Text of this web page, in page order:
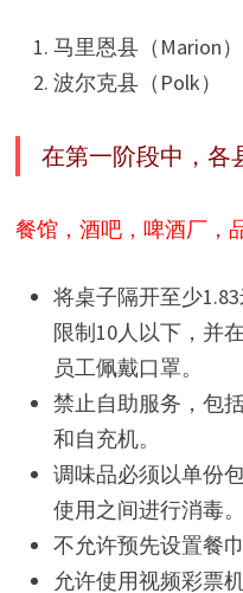
马里恩县（Marion
波尔克县（Polk）
在第一阶段中，各
餐馆，酒吧，啤酒厂，
将桌子隔开至少
限制10人以下，并
员工佩戴口罩。
禁止自助服务，包
和自充机。
调味品必须以单份
使用之间进行消毒。
不允许预先设置餐
允许使用视频彩票